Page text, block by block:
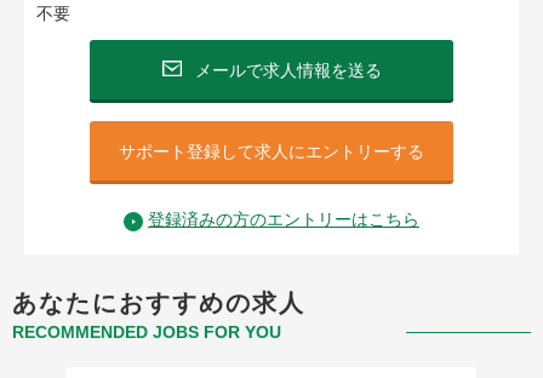
不要
メールで求人情報を送る
サポート登録して求人にエントリーする
登録済みの方のエントリーはこちら
あなたにおすすめの求人
RECOMMENDED JOBS FOR YOU